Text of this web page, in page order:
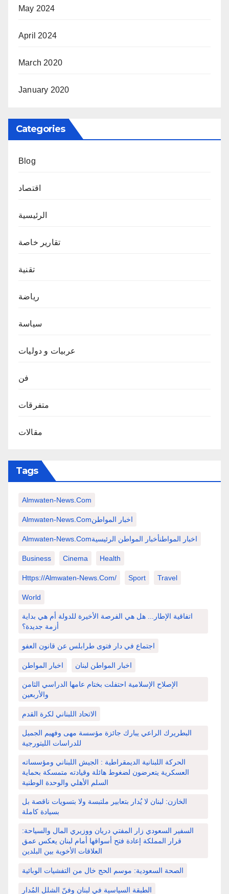
May 2024
April 2024
March 2020
January 2020
Categories
Blog
اقتصاد
الرئيسية
تقارير خاصة
تقنية
رياضة
سياسة
عربيات و دوليات
فن
متفرقات
مقالات
Tags
Almwaten-News.com
Almwaten-News.comاخبار المواطن
Almwaten-News.comاخبار المواطنأخبار المواطن الرئيسية
Business Cinema Health
Https://almwaten-News.com/ Sport Travel
World
اتفاقية الإطار... هل هي الفرصة الأخيرة للدولة أم هي بداية
أزمة جديدة؟
اجتماع في دار فتوى طرابلس عن قانون العفو
اخبار المواطن اخبار المواطن لبنان
الإصلاح الإسلامية احتفلت بختام عامها الدراسي الثامن
والأربعين
الاتحاد اللبناني لكرة القدم
البطريرك الراعي يبارك جائزة مؤسسة مهى وفهيم الجميل
للدراسات الليتورجية
الحركة اللبنانية الديمقراطية : الجيش اللبناني ومؤسساته
العسكرية يتعرضون لضغوط هائلة وقيادته متمسكة بحماية
السلم الأهلي والوحدة الوطنية
الخازن: لبنان لا يُدار بتعابير ملتبسة ولا بتسويات ناقصة بل
بسيادة كاملة
السفير السعودي زار المفتي دريان ووزيري المال والسياحة:
قرار المملكة إعادة فتح أسواقها أمام لبنان يعكس عمق
العلاقات الأخوية بين البلدين
الصحة السعودية: موسم الحج خال من التفشيات الوبائية
الطبقة السياسية في لبنان وفنّ الشلل المُدار